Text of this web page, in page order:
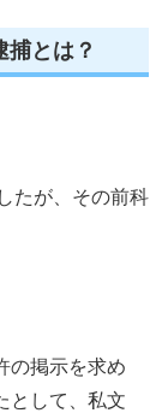
捕とは？
たが、その前科
の掲示を求め
として、私文